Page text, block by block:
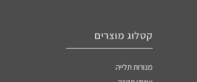
קטלוג מוצרים
מנורות תלייה